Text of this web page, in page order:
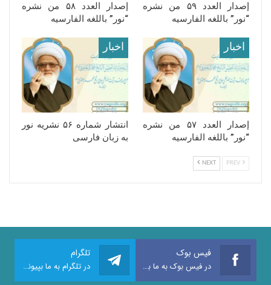
إصدار العدد ۵۹ من نشره
“نور” باللغه الفارسیه
إصدار العدد ۵۸ من نشره
“نور” باللغه الفارسیه
اخبار
إصدار العدد ۵۷ من نشره
“نور” باللغه الفارسیه
اخبار
انتشار شماره ۵۶ نشریه نور
به زبان فارسی
NEXT
فیس بوک
در فیس بوک به ما بپیوندید
تلگرام
در تلگرام به ما بپیوندید